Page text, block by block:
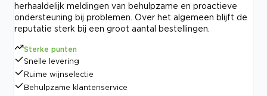
herhaaldelijk meldingen van behulpzame en proactieve
ondersteuning bij problemen. Over het algemeen blijft de
reputatie sterk bij een groot aantal bestellingen.
Sterke punten
Snelle levering
Ruime wijnselectie
Behulpzame klantenservice